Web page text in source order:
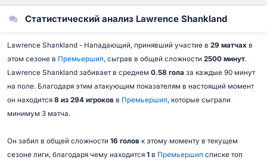
Статистический анализ Lawrence Shankland
Lawrence Shankland - Нападающий, принявший участие в 29 матчахв
этом сезоне в Премьершип, сыграв в общей сложности 2500 минут.
Lawrence Shankland забивает в среднем 0.58 гола за каждые 90 минут
на поле. Благодаря этим атакующим показателям в настоящий момент
он находится 8 из 294 игроковв Премьершип, которые сыграли
минимум 3 матча.
Он забил в общей сложности 16 головк этому моменту в текущем
сезоне лиги, благодаря чему находится 1в Премьершип списке топ